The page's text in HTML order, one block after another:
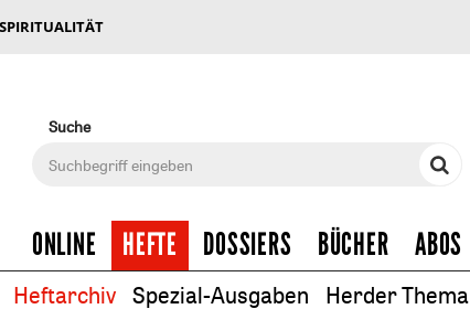
Suche
ONLINE HEFTE DOSSIERS BÜCHER ABOS
Heftarchiv Spezial-Ausgaben Herder Thema